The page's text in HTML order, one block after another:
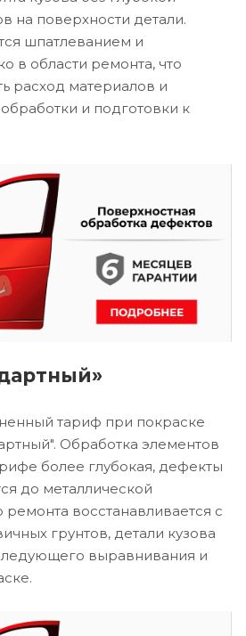
на поверхности детали.
шпатлеванием и
в области ремонта, что
расход материалов и
и подготовки к
тариф при покраске
Обработка элементов
более глубокая, дефекты
до металлической
ремонта восстанавливается с
грунтов, детали кузова
выравнивания и